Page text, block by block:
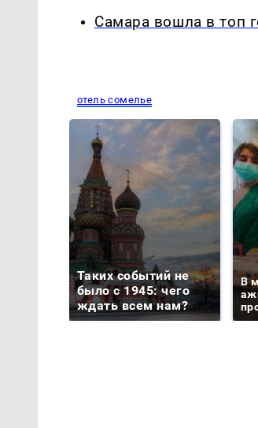
Самара вошла в топ
отель сомелье
Таких событий не
было с 1945: чего
ждать всем нам?
В